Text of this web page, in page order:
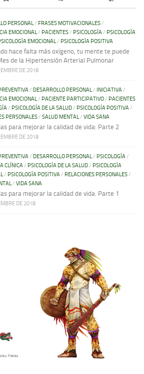
PERSONAL/ FRASES MOTIVACIONALES/
EMOCIONAL/ PACIENTES/ PSICOLOGÍA/ PSICOLOGÍA
EMOCIONAL/ PSICOLOGÍA POSITIVA
hace falta más oxígeno, tu mente te puede
de la Hipertensión Arterial Pulmonar
DE 2018
/ DESARROLLO PERSONAL/ INICIATIVA/
EMOCIONAL/ PACIENTE PARTICIPATIVO/ PACIENTES
/ PSICOLOGÍA DE LA SALUD/ PSICOLOGÍA POSITIVA/
PERSONALES/ SALUD MENTAL/ VIDA SANA
para mejorar la calidad de vida: Parte 2
DE 2018
/ DESARROLLO PERSONAL/ PSICOLOGÍA/
CLÍNICA/ PSICOLOGÍA DE LA SALUD/ PSICOLOGÍA
/ PSICOLOGÍA POSITIVA/ RELACIONES PERSONALES/
/ VIDA SANA
para mejorar la calidad de vida: Parte 1
DE 2018